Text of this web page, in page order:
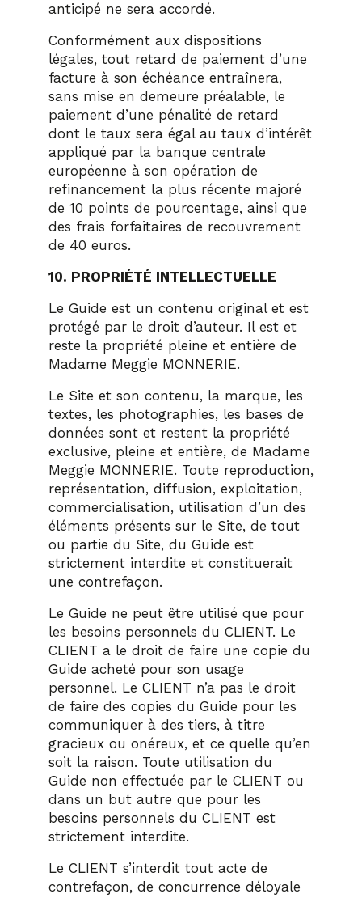
anticipé ne sera accordé.
Conformément aux dispositions
légales, tout retard de paiement d’une
facture à son échéance entraînera,
sans mise en demeure préalable, le
paiement d’une pénalité de retard
dont le taux sera égal au taux d’intérêt
appliqué par la banque centrale
européenne à son opération de
refinancement la plus récente majoré
de 10 points de pourcentage, ainsi que
des frais forfaitaires de recouvrement
de 40 euros.
10. PROPRIÉTÉ INTELLECTUELLE
Le Guide est un contenu original et est
protégé par le droit d’auteur. Il est et
reste la propriété pleine et entière de
Madame Meggie MONNERIE.
Le Site et son contenu, la marque, les
textes, les photographies, les bases de
données sont et restent la propriété
exclusive, pleine et entière, de Madame
Meggie MONNERIE. Toute reproduction,
représentation, diffusion, exploitation,
commercialisation, utilisation d’un des
éléments présents sur le Site, de tout
ou partie du Site, du Guide est
strictement interdite et constituerait
une contrefaçon.
Le Guide ne peut être utilisé que pour
les besoins personnels du CLIENT. Le
CLIENT a le droit de faire une copie du
Guide acheté pour son usage
personnel. Le CLIENT n’a pas le droit
de faire des copies du Guide pour les
communiquer à des tiers, à titre
gracieux ou onéreux, et ce quelle qu’en
soit la raison. Toute utilisation du
Guide non effectuée par le CLIENT ou
dans un but autre que pour les
besoins personnels du CLIENT est
strictement interdite.
Le CLIENT s’interdit tout acte de
contrefaçon, de concurrence déloyale